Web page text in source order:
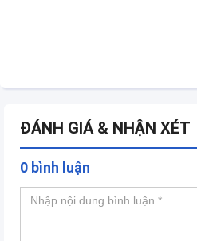
ĐÁNH GIÁ & NHẬN XÉT
0 bình luận